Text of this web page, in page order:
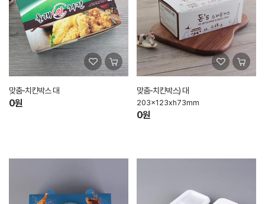
맞춤-치킨박스 대
0원
맞춤-치킨박스) 대
203x123xh73mm
0원